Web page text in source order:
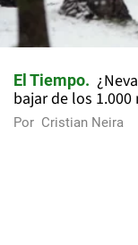
El Tiempo
bajar de los
Por Cristian Neira